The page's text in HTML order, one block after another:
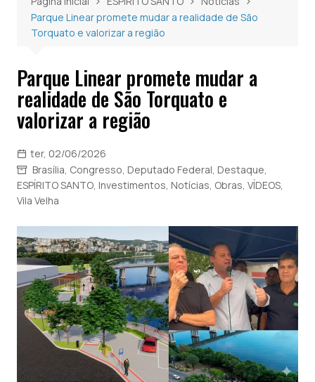
Parque Linear promete mudar a realidade de São
Torquato e valorizar a região
Parque Linear promete mudar a
realidade de São Torquato e
valorizar a região
ter, 02/06/2026
Brasília, Congresso, Deputado Federal, Destaque,
ESPÍRITO SANTO, Investimentos, Notícias, Obras, VÍDEOS,
Vila Velha